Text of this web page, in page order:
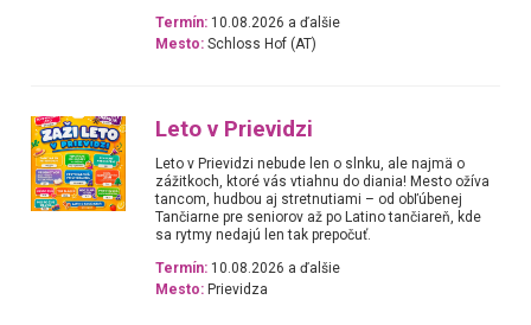
Termín: 10.08.2026 a ďalšie
Mesto: Schloss Hof (AT)
Leto v Prievidzi
Leto v Prievidzi nebude len o slnku, ale najmä o
zážitkoch, ktoré vás vtiahnu do diania! Mesto ožíva
tancom, hudbou aj stretnutiami – od obľúbenej
Tančiarne pre seniorov až po Latino tančiareň, kde
sa rytmy nedajú len tak prepočuť.
Termín: 10.08.2026 a ďalšie
Mesto: Prievidza